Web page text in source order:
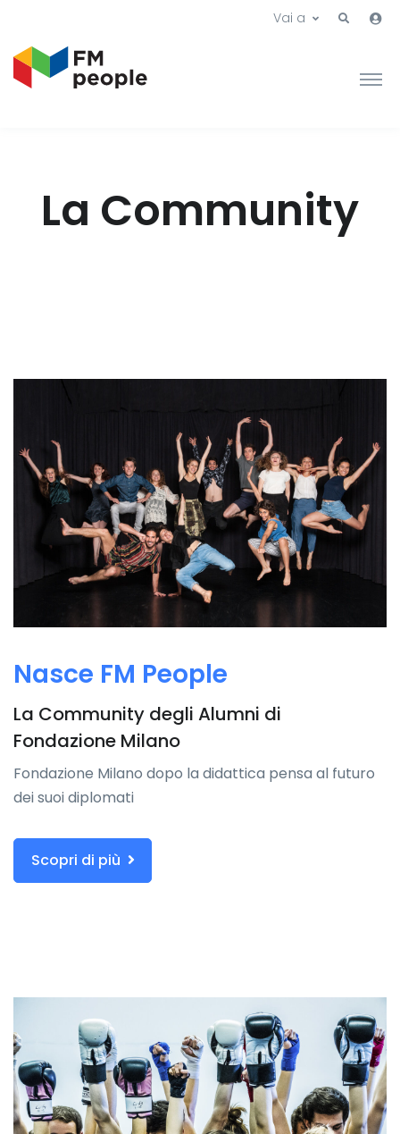
Vai a
La Community
Nasce FM People
La Community degli Alumni di
Fondazione Milano
Fondazione Milano dopo la didattica pensa al futuro
dei suoi diplomati
Scopri di più